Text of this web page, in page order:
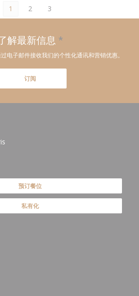
1 2 3
解最新信息 *
电子邮件接收我们的个性化通讯和营销优惠。
订阅
窗口中打开))
预订餐位
私有化
中打开))